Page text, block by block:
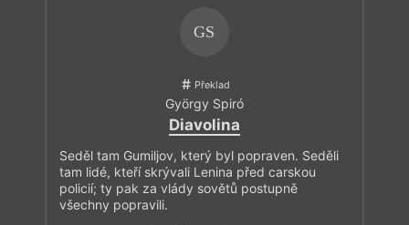
GS
Překlad
György Spiró
Diavolina
Seděl tam Gumiljov, který byl popraven. Seděli
tam lidé, kteří skrývali Lenina před carskou
policií; ty pak za vlády sovětů postupně
všechny popravili.